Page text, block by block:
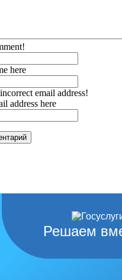
here
email address!
address here
Решаем